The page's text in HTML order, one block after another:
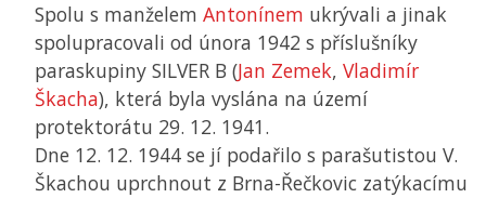
Spolu s manželem Antonínem ukrývali a jinak
spolupracovali od února 1942 s příslušníky
paraskupiny SILVER B (Jan Zemek, Vladimír
Škacha), která byla vyslána na území
protektorátu 29. 12. 1941.
Dne 12. 12. 1944 se jí podařilo s parašutistou V.
Škachou uprchnout z Brna-Řečkovic zatýkacímu